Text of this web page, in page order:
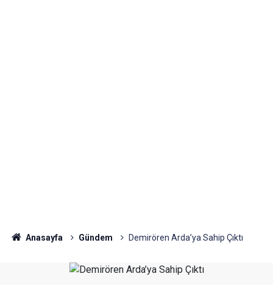
Anasayfa Gündem Demirören Arda’ya Sahip Çıktı